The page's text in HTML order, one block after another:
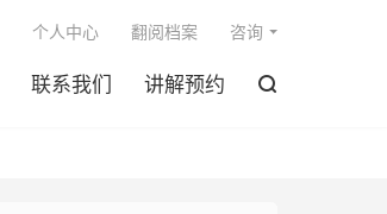
联系我们 讲解预约 
个人中心 翻阅档案 咨询